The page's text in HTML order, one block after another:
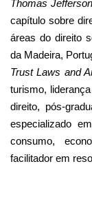
Thomas
capítulo sobre
áreas do direito
da Madeira,
Trust Laws and
turismo,
direito, pós-
especializado
consumo,
facilitador em